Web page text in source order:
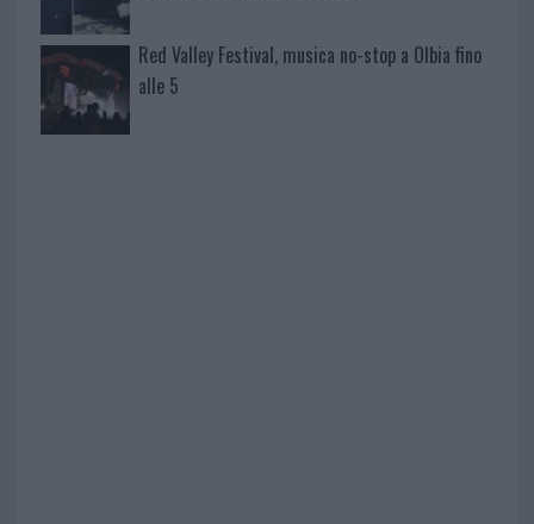
Red Valley Festival, musica no-stop a Olbia fino
alle 5